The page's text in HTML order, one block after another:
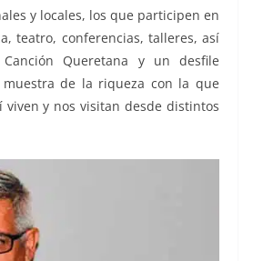
y locales, los que participen en
teatro, conferencias, talleres, así
Queretana y un desfile
de la riqueza con la que
y nos visitan desde distintos